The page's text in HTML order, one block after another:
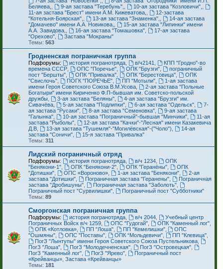
Беляева,, 9-ая застава "Теребунь",, 10-ая застава "Козловичи",,
11-ая застава "Брест" имени А.М. Кижеватова,,
12-застава
"Котельня-Боярская",, 13-ая застава "Знаменка",,
14-ая застава
"Домачево" имени А.А. Новикова,,
15-ая застава "Липинки" имени
А.А. Завидова,, 16-ая застава "Томашовка",
17-ая застава
"Орехово",
Застава "Мокраны"
Темы: 563
Гродненская пограничная группа
Подфорумы: история погранотряда, в/ч2141,
КПП "Гродно"-во
времена СССР, ОПС "Поречье", ОПК "Брузги",
пограничный
пост "Бершты", ОПК "Привалка", ОПК "Берестовица",
ОПК
"Свислочь", ПОГК "ПОРЕЧЬЕ", ПП "Мотыли",
1-ая застава
имени Героя Советского Союза В.М.Усова,
2-ая застава "Польные
Богатыри" имени Кириченко Ф.П-бывшая им. Советско-польской
дружбы, 3-ая застава "Беляны",
4-ая застава "Брузги" им.
Сивачёва, 5-ая застава "Подлипки", 6-ая застава "Одельск",
7-
ая застава "Русаки", 8-ая застава "Семеновка",
9-ая застава
"Галынка", 10-ая застава "Пограничный"-бывшая "Минчики",
11-ая
застава "Рыболы",
12-ая застава "Качки"-"Лесная" имени Казакевича
Д.В, 13-ая застава "Тушемля"-"Могилёвская"-("Чоло"),
14-ая
застава "Соничи",
15-я застава "Привалка"
Темы: 311
Лидский пограничный отряд
Подфорумы: история погранотряда, в/ч 1234,
ОПК
"Бенякони-1", ОПК "Бенякони-2", ОПК "Геранёны",
ОПК
"Дотишки", ОПС «Вороново», 1-ая застава "Бенякони",
2-ая
застава "Дотишки", Пограничная застава "Геранены",
Пограничная
застава "Дробишуны", Пограничная застава "Заболоть",
Пограничный пост "Сурвилишки",
Пограничный пост "Субботники"
Темы: 89
Сморгонская пограничная группа
Подфорумы: история погранотряда, в/ч 2044,
Учебный центр
Пограничных Войск в/ч 1259, ОПС "Гудогай", ОПК "Каменный лог",
ОПК «Котловка», ПП "Лоша", ПП "Кемелишки",
ОПС
"Ошмяны", ОПС "Поставы", ОПК “Мольдевичи”, ПП "Клевица",
ПогЗ "Лынтупы" имени Героя Советского Союза Пустельникова,
ПогЗ "Лоша", ПогЗ "Молодечненская", ПогЗ "Островецкая",
ПогЗ "Каменный лог", ПогЗ "Ярево",
Пограничный пост
«Крейванцы», Застава «Крейванцы»
Темы: 181